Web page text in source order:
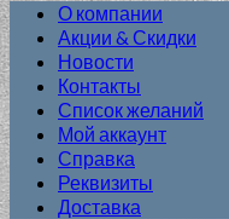
О компании
Акции & Скидки
Новости
Контакты
Список желаний
Мой аккаунт
Справка
Реквизиты
Доставка